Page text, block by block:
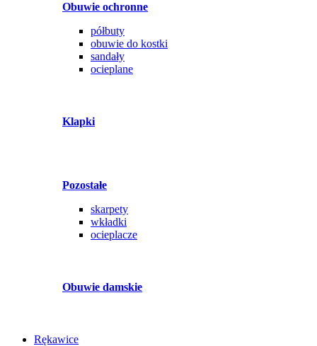
Obuwie ochronne
półbuty
obuwie do kostki
sandały
ocieplane
Klapki
Pozostałe
skarpety
wkładki
ocieplacze
Obuwie damskie
Rękawice